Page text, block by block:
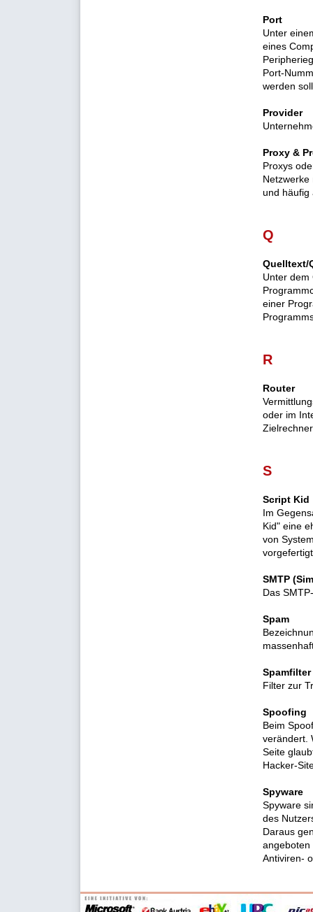
Port
Unter
eines
Port-
werden
Provider
Proxy &
Proxys
und häufig
Q
Quelltext/
Unter dem
einer
R
Router
oder im
S
Script Kid
Im
Kid" eine
von
SMTP
Das
Spam
Spamfilter
Filter zur
Spoofing
Beim
verändert.
Seite
Hacker-
Spyware
Spyware
des
Daraus
angeboten
Antiviren-